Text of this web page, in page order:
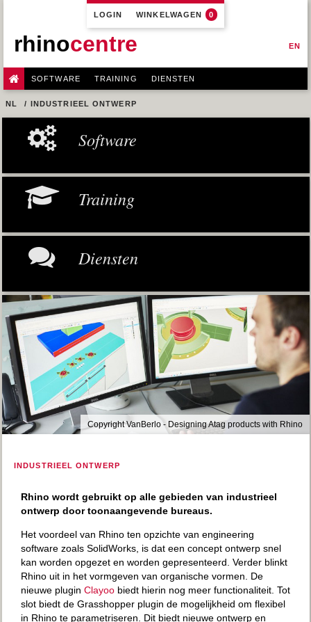
LOGIN WINKELWAGEN 0
EN
rhinocentre
SOFTWARE TRAINING DIENSTEN
NL INDUSTRIEEL ONTWERP
Software
Training
Diensten
Copyright VanBerlo - Designing Atag products with Rhino
INDUSTRIEEL ONTWERP
Rhino wordt gebruikt op alle gebieden van industrieel
ontwerp door toonaangevende bureaus.
Het voordeel van Rhino ten opzichte van engineering
software zoals SolidWorks, is dat een concept ontwerp snel
kan worden opgezet en worden gepresenteerd. Verder blinkt
Rhino uit in het vormgeven van organische vormen. De
nieuwe plugin Clayoo biedt hierin nog meer functionaliteit. Tot
slot biedt de Grasshopper plugin de mogelijkheid om flexibel
in Rhino te parametriseren. Dit biedt nieuwe ontwerp en